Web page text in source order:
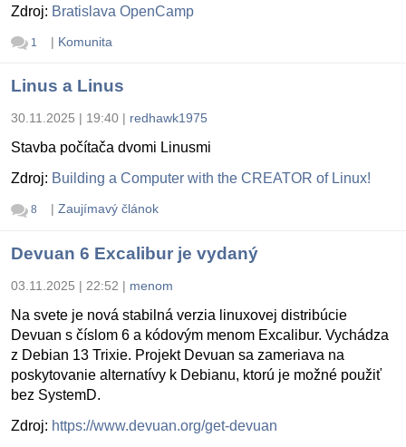
Zdroj: Bratislava OpenCamp
1 | Komunita
Linus a Linus
30.11.2025 | 19:40 | redhawk1975
Stavba počítača dvomi Linusmi
Zdroj: Building a Computer with the CREATOR of Linux!
8 | Zaujímavý článok
Devuan 6 Excalibur je vydaný
03.11.2025 | 22:52 | menom
Na svete je nová stabilná verzia linuxovej distribúcie
Devuan s číslom 6 a kódovým menom Excalibur. Vychádza
z Debian 13 Trixie. Projekt Devuan sa zameriava na
poskytovanie alternatívy k Debianu, ktorú je možné použiť
bez SystemD.
Zdroj: https://www.devuan.org/get-devuan